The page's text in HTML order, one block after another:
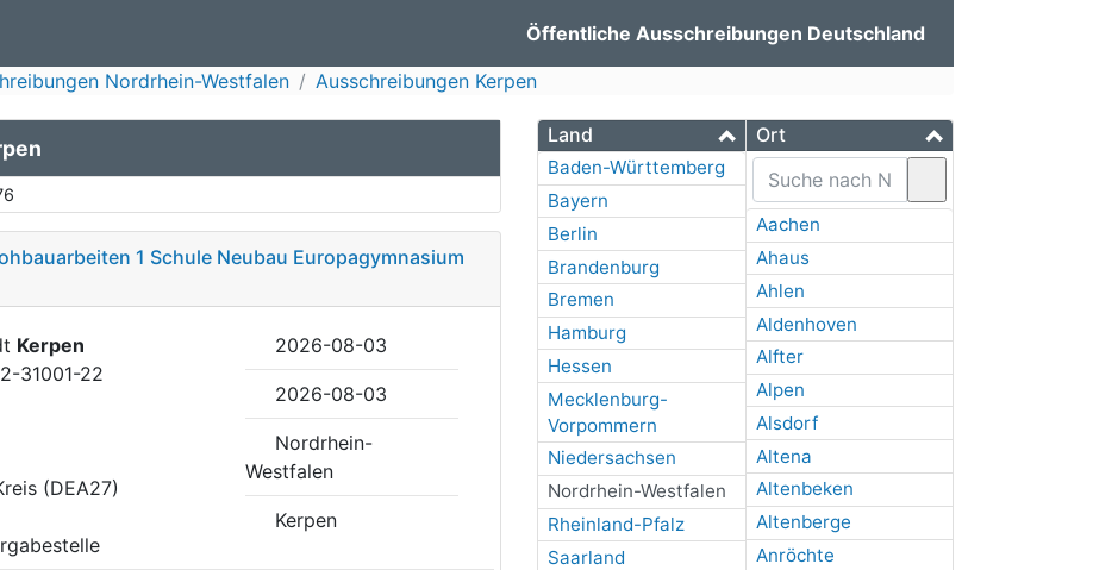
Öffentliche Ausschreibungen Deutschland
Nordrhein-Westfalen Ausschreibungen Kerpen
Land
Baden-Württemberg
Bayern
Berlin
Brandenburg
Bremen
Hamburg
Hessen
Mecklenburg-
Vorpommern
Niedersachsen
Nordrhein-Westfalen
Rheinland-Pfalz
Saarland
Ort
Aachen
Ahaus
Ahlen
Aldenhoven
Alfter
Alpen
Alsdorf
Altena
Altenbeken
Altenberge
Anröchte
1 Schule Neubau Europagymnasium
Kerpen
31001-22
(DEA27)
2026-08-03
2026-08-03
Nordrhein-
Westfalen
Kerpen